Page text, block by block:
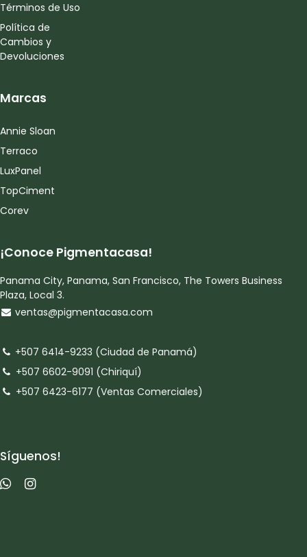
Términos de Uso
Política de
Cambios y
Devoluciones
Marcas
Annie Sloan
Terraco
LuxPanel
TopCiment
Corev
¡Conoce Pigmentacasa!
Panama City, Panama, San Francisco, The Towers Business
Plaza, Local 3.
ventas@pigmentacasa.com
+507 6414-9233 (Ciudad de Panamá)
+507 6602-9091 (Chiriquí)
+507 6423-6177 (Ventas Comerciales)
Síguenos!